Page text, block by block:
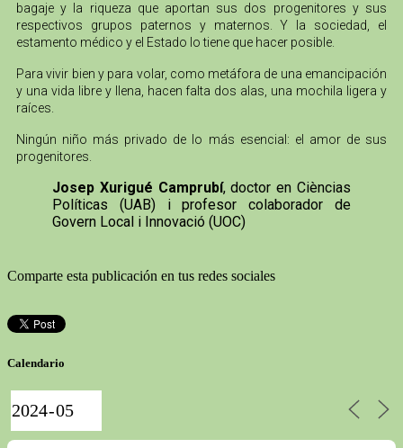
bagaje y la riqueza que aportan sus dos progenitores y sus
respectivos grupos paternos y maternos. Y la sociedad, el
estamento médico y el Estado lo tiene que hacer posible.
Para vivir bien y para volar, como metáfora de una emancipación
y una vida libre y llena, hacen falta dos alas, una mochila ligera y
raíces.
Ningún niño más privado de lo más esencial: el amor de sus
progenitores.
Josep Xurigué Camprubí, doctor en Cièncias
Políticas (UAB) i profesor colaborador de
Govern Local i Innovació (UOC)
Comparte esta publicación en tus redes sociales
Calendario